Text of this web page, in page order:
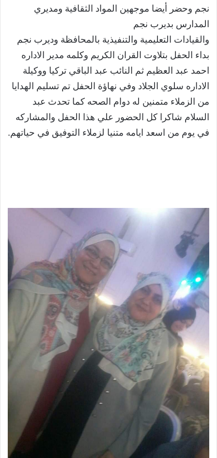
نجم وحضر أيضا موجهين المواد الثقافية ومديري
المدارس بديرب نجم
والقيادات التعليمية والتنفيذية بالمحافظة وديرب نجم
بداء الحفل بتلاوت القران الكريم وكلمه مدير الاداره
احمد عبد العظيم ثم النائب عبد الباقي تركيا ووكيلة
الاداره سلوي الجلاد وفي نهاؤة الحفل تم تسليم الهدايا
من الزملاء متمنين له دوام الصحه كما تحدث عبد
السلام شاكرا كل الحضور علي هذا الحفل والمشاركه
في يوم من اسعد ايامه متنيا لزملاء التوفيق في حياتهم.